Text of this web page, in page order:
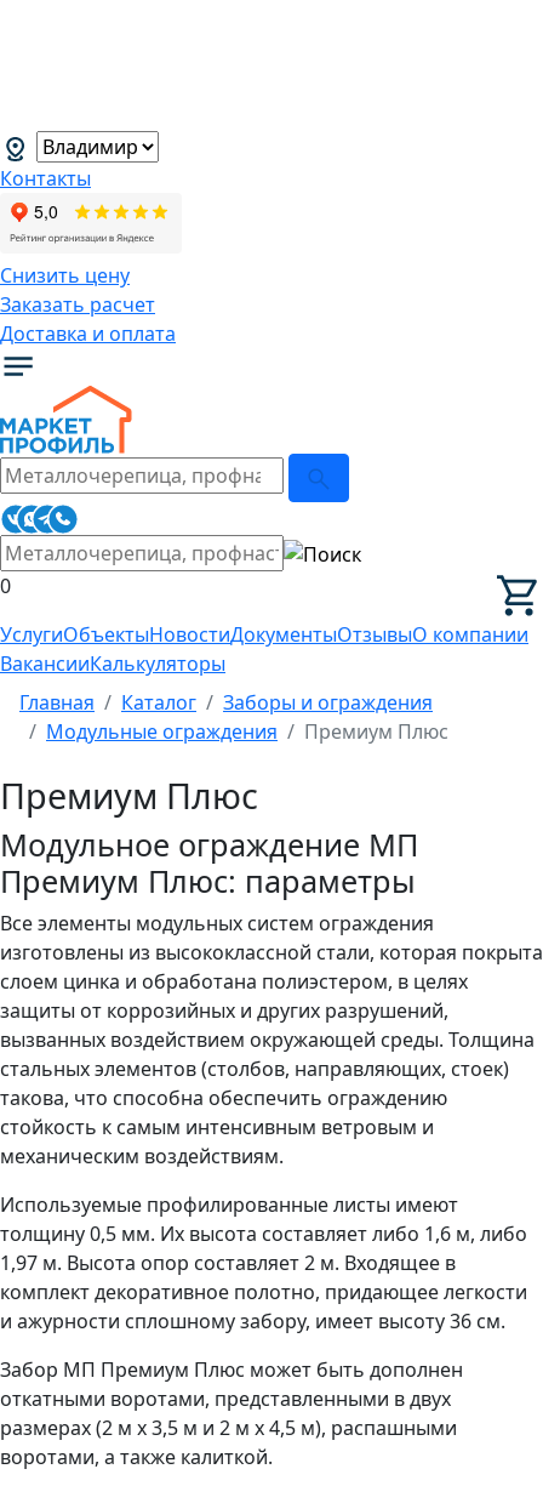
Контакты
Снизить цену
Заказать расчет
Доставка и оплата
0
УслугиОбъектыНовостиДокументыОтзывыО компании
ВакансииКалькуляторы
Главная
Каталог
Заборы и ограждения
Модульные ограждения
Премиум Плюс
Премиум Плюс
Модульное ограждение МП
Премиум Плюс: параметры
Все элементы модульных систем ограждения
изготовлены из высококлассной стали, которая покрыта
слоем цинка и обработана полиэстером, в целях
защиты от коррозийных и других разрушений,
вызванных воздействием окружающей среды. Толщина
стальных элементов (столбов, направляющих, стоек)
такова, что способна обеспечить ограждению
стойкость к самым интенсивным ветровым и
механическим воздействиям.
Используемые профилированные листы имеют
толщину 0,5 мм. Их высота составляет либо 1,6 м, либо
1,97 м. Высота опор составляет 2 м. Входящее в
комплект декоративное полотно, придающее легкости
и ажурности сплошному забору, имеет высоту 36 см.
Забор МП Премиум Плюс может быть дополнен
откатными воротами, представленными в двух
размерах (2 м х 3,5 м и 2 м х 4,5 м), распашными
воротами, а также калиткой.